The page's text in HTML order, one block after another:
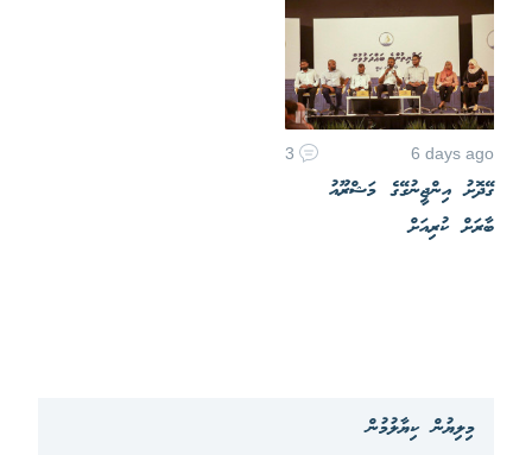
6 days ago
3
ގޭދޮށު އިންޖީނުގޭގެ މަޝްރޫއު
ބާރަށް ކުރިއަށް
މިލިޔުން ކިޔާލުމުން